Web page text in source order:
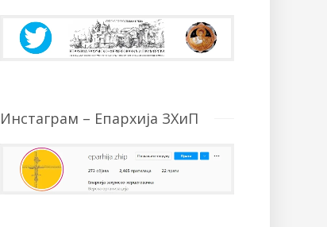
Инстаграм – Епархија ЗХиП